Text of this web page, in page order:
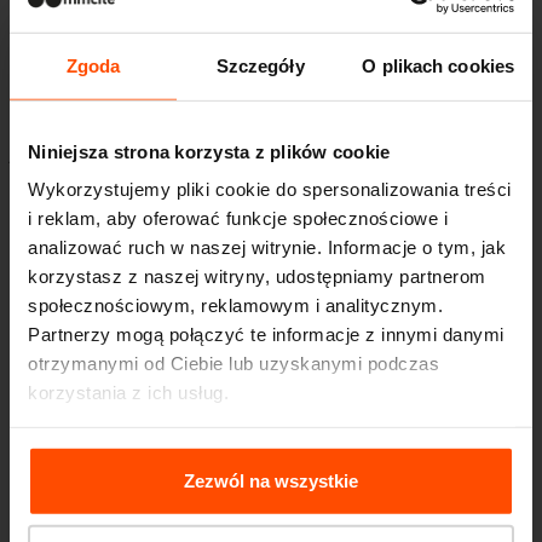
Zgoda Szczegóły O plikach cookies
Niniejsza strona korzysta z plików cookie
Wykorzystujemy pliki cookie do spersonalizowania treści
i reklam, aby oferować funkcje społecznościowe i
analizować ruch w naszej witrynie. Informacje o tym, jak
korzystasz z naszej witryny, udostępniamy partnerom
społecznościowym, reklamowym i analitycznym.
Partnerzy mogą połączyć te informacje z innymi danymi
otrzymanymi od Ciebie lub uzyskanymi podczas
korzystania z ich usług.
Więcej informacji można znaleźć na stroniePrinciples
Relating to the Processing Personal Data
Zezwól na wszystkie
przed biurowcami, szkołami, kawiarniami czy
w nowo projektowanych przestrzeniach
publicznych, gdzie liczą się detal i wysoka
jakość otoczenia.
Równie dobrze można go sobie wyobrazić na
historycznych ulicach lub w miejscach
o ograniczonej przestrzeni. W takich
lokalizacjach szczególnie ważne jest, aby
infrastruktura rowerowa nie
dominowała otoczenia ani nie
Chcieliśmy stworzyć stojak, który nie narzuca
swojej obecności, lecz staje się naturalnym